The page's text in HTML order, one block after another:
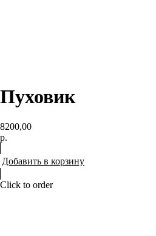
Пуховик
8200,00
р.
Добавить в корзину
Click to order